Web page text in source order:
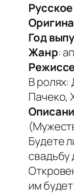
Год
Жанр:
В
Пачеко,
Будете
свадьбу
им